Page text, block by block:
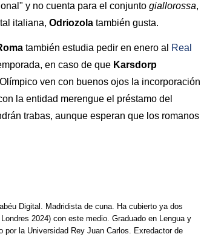
y no cuenta para el conjunto giallorossa,
italiana, Odriozola también gusta.
también estudia pedir en enero al
Real
en caso de que Karsdorp
ven con buenos ojos la incorporación
la entidad merengue el préstamo del
trabas, aunque esperan que los romanos
Digital. Madridista de cuna. Ha cubierto ya dos
2024) con este medio. Graduado en Lengua y
por la Universidad Rey Juan Carlos. Exredactor de